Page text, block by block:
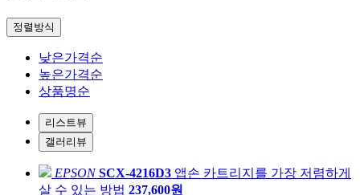
정렬방식
낮은가격순
높은가격순
상품명순
리스트뷰
갤러리뷰
EPSON SCX-4216D3 앱손 카트리지를 가장 저렴하게
살 수 있는 방법 237,600원